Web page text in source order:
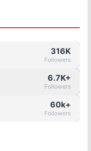
316K
Followers
6.7K+
Followers
60k+
Followers